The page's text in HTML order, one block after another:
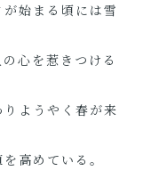
始まる頃には雪
心を惹きつける
ようやく春が来
高めている。